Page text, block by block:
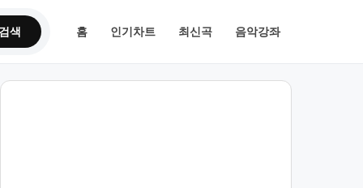
색 홈 인기차트 최신곡 음악강좌